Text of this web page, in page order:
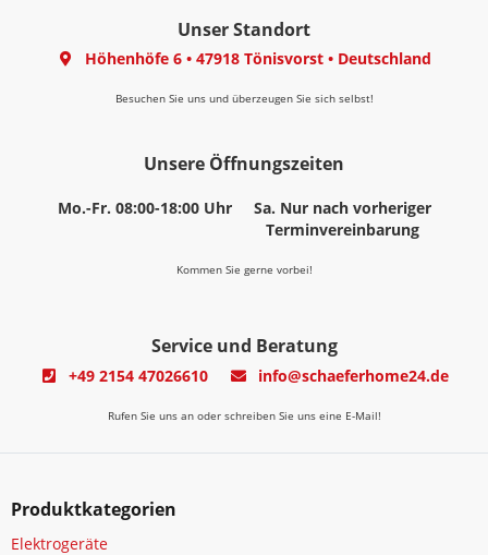
Unser Standort
Höhenhöfe 6• 47918 Tönisvorst• Deutschland
Besuchen Sie uns und überzeugen Sie sich selbst!
Unsere Öffnungszeiten
Mo.-Fr. 08:00-18:00 Uhr
Sa. Nur nach vorheriger
Terminvereinbarung
Kommen Sie gerne vorbei!
Service und Beratung
+49 2154 47026610 info@schaeferhome24.de
Rufen Sie uns an oder schreiben Sie uns eine E-Mail!
Produktkategorien
Elektrogeräte